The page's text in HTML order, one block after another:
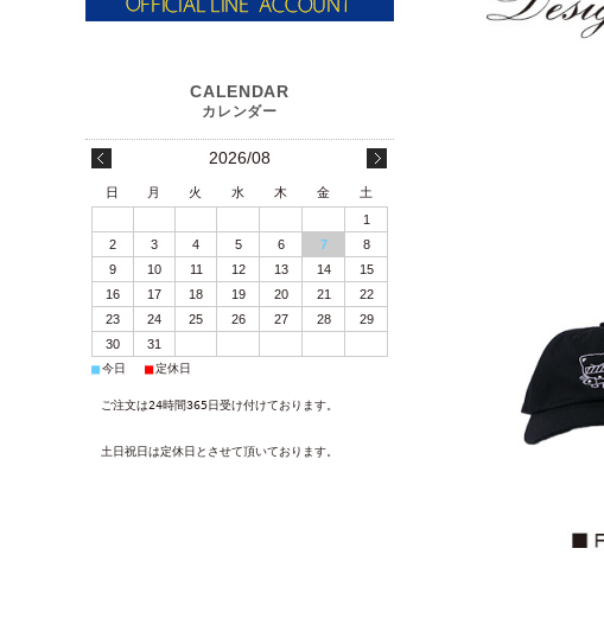
2026/08
日 月 火 水 木 金
土
1
2
3 4 5 6 7
8
9
10 11 12 13 14
15
16
17 18 19 20 21
22
23
24 25 26 27 28
29
30
31
■今日 ■定休日
ご注文は24時間365日受け付けております。
土日祝日は定休日とさせて頂いております。